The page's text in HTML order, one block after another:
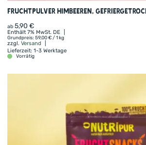
zum Beispiel mit Erdbeeren,
das komplette
Fruchtmischung „Klassiker“?
Fruchtpulver Himbeeren,
ab 5,90 €
Enthält 7% MwSt. DE
Grundpreis: 59,00€/ 1 kg
zzgl. Versand
Lieferzeit: 1-3 Werktage
Vorrätig